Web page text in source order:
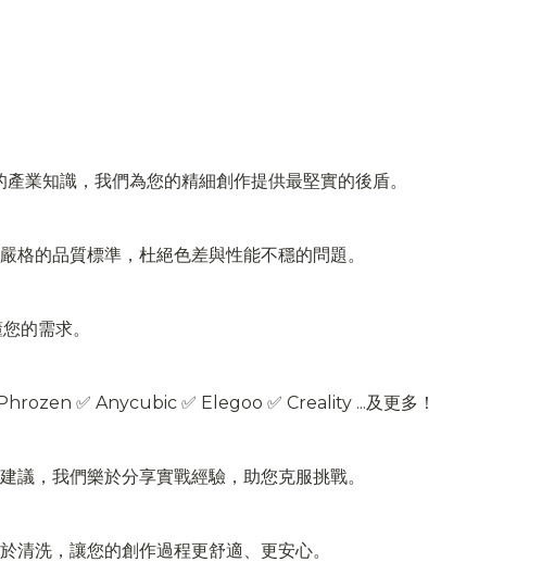
業知識，我們為您的精細創作提供最堅實的後盾。
的品質標準，杜絕色差與性能不穩的問題。
的需求。
✅ Anycubic ✅ Elegoo ✅ Creality ...及更多！
，我們樂於分享實戰經驗，助您克服挑戰。
洗，讓您的創作過程更舒適、更安心。